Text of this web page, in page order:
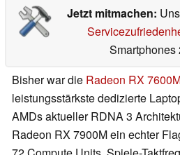
Jetzt mitmachen:
Smartphones
Bisher war die Radeon RX
leistungsstärkste dedizierte
AMDs aktueller RDNA 3
Radeon RX 7900M ein echter